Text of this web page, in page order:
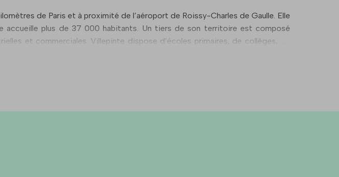
de Paris et à proximité de l’aéroport de Roissy-Charles de Gaulle. Elle
accueille plus de 37 000 habitants. Un tiers de son territoire est composé
et commerciales. Villepinte dispose d’écoles primaires, de collèges, de